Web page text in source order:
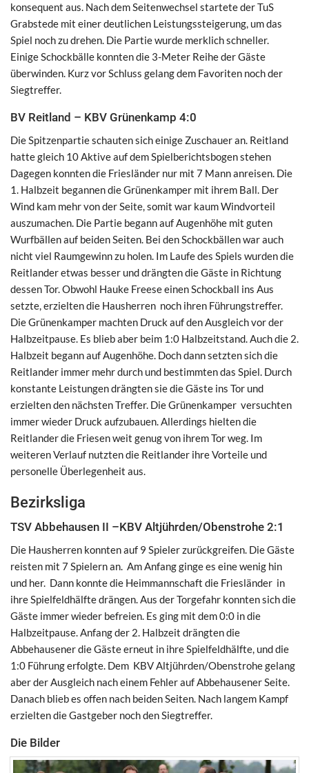
konsequent aus. Nach dem Seitenwechsel startete der TuS
Grabstede mit einer deutlichen Leistungssteigerung, um das
Spiel noch zu drehen. Die Partie wurde merklich schneller.
Einige Schockbälle konnten die 3-Meter Reihe der Gäste
überwinden. Kurz vor Schluss gelang dem Favoriten noch der
Siegtreffer.
BV Reitland – KBV Grünenkamp 4:0
Die Spitzenpartie schauten sich einige Zuschauer an. Reitland
hatte gleich 10 Aktive auf dem Spielberichtsbogen stehen
Dagegen konnten die Friesländer nur mit 7 Mann anreisen. Die
1. Halbzeit begannen die Grünenkamper mit ihrem Ball. Der
Wind kam mehr von der Seite, somit war kaum Windvorteil
auszumachen. Die Partie begann auf Augenhöhe mit guten
Wurfbällen auf beiden Seiten. Bei den Schockbällen war auch
nicht viel Raumgewinn zu holen. Im Laufe des Spiels wurden die
Reitlander etwas besser und drängten die Gäste in Richtung
dessen Tor. Obwohl Hauke Freese einen Schockball ins Aus
setzte, erzielten die Hausherren noch ihren Führungstreffer.
Die Grünenkamper machten Druck auf den Ausgleich vor der
Halbzeitpause. Es blieb aber beim 1:0 Halbzeitstand. Auch die 2.
Halbzeit begann auf Augenhöhe. Doch dann setzten sich die
Reitlander immer mehr durch und bestimmten das Spiel. Durch
konstante Leistungen drängten sie die Gäste ins Tor und
erzielten den nächsten Treffer. Die Grünenkamper versuchten
immer wieder Druck aufzubauen. Allerdings hielten die
Reitlander die Friesen weit genug von ihrem Tor weg. Im
weiteren Verlauf nutzten die Reitlander ihre Vorteile und
personelle Überlegenheit aus.
Bezirksliga
TSV Abbehausen II –KBV Altjührden/Obenstrohe 2:1
Die Hausherren konnten auf 9 Spieler zurückgreifen. Die Gäste
reisten mit 7 Spielern an. Am Anfang ginge es eine wenig hin
und her. Dann konnte die Heimmannschaft die Friesländer in
ihre Spielfeldhälfte drängen. Aus der Torgefahr konnten sich die
Gäste immer wieder befreien. Es ging mit dem 0:0 in die
Halbzeitpause. Anfang der 2. Halbzeit drängten die
Abbehausener die Gäste erneut in ihre Spielfeldhälfte, und die
1:0 Führung erfolgte. Dem KBV Altjührden/Obenstrohe gelang
aber der Ausgleich nach einem Fehler auf Abbehausener Seite.
Danach blieb es offen nach beiden Seiten. Nach langem Kampf
erzielten die Gastgeber noch den Siegtreffer.
Die Bilder